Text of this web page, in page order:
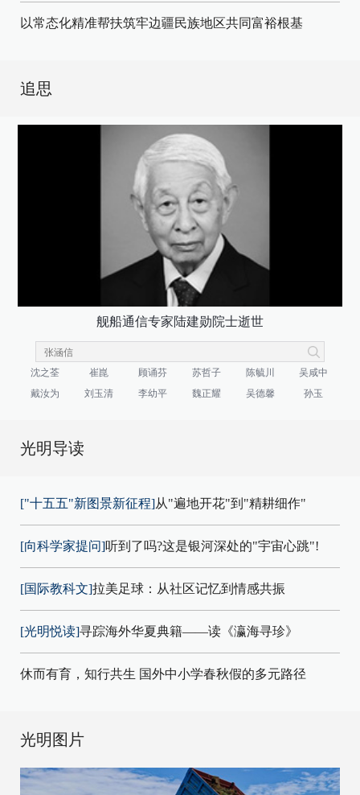
以常态化精准帮扶筑牢边疆民族地区共同富裕根基
追思
舰船通信专家陆建勋院士逝世
沈之荃 崔崑 顾诵芬 苏哲子 陈毓川
吴咸中
戴汝为
刘玉清 李幼平 魏正耀 吴德馨 孙玉
光明导读
["十五五"新图景新征程]从"遍地开花"到"精耕细作"
[向科学家提问]听到了吗?这是银河深处的"宇宙心跳"!
[国际教科文]拉美足球：从社区记忆到情感共振
[光明悦读]寻踪海外华夏典籍——读《瀛海寻珍》
休而有育，知行共生 国外中小学春秋假的多元路径
光明图片